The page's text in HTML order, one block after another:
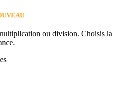
ou division. Choisis la